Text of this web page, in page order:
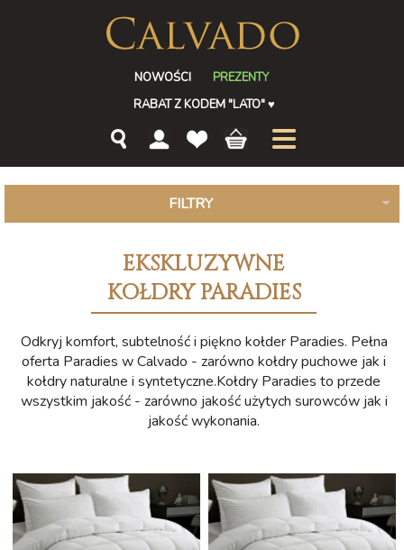
NOWOŚCI
PREZENTY
RABAT Z KODEM "LATO"♥
FILTRY
EKSKLUZYWNE
KOŁDRY PARADIES
Odkryj komfort, subtelność i piękno kołder Paradies. Pełna
oferta Paradies w Calvado - zarówno kołdry puchowe jak i
kołdry naturalne i syntetyczne.Kołdry Paradies to przede
wszystkim jakość - zarówno jakość użytych surowców jak i
jakość wykonania.